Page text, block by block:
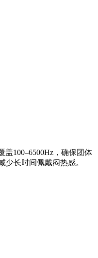
盖100–6500Hz，确保团体
长时间佩戴闷热感。